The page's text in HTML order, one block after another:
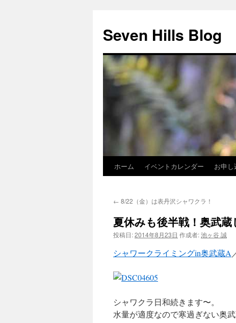
Seven Hills Blog
ス
ホーム イベントカレンダー お申
← 8/22（金）は表丹沢シャワクラ！
夏休みも後半戦！奥武蔵
投稿日:2014年8月23日 作成者:池ヶ谷 誠
シャワークライミングin奥武蔵A
シャワクラ日和続きます〜。
水量が適度なので寒過ぎない奥武